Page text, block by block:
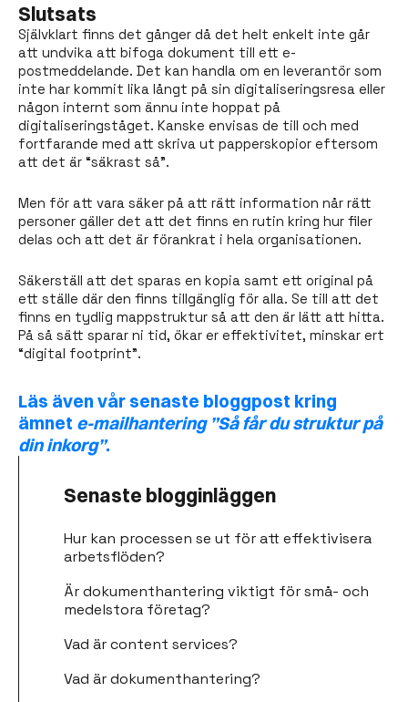
Slutsats
Självklart finns det gånger då det helt enkelt inte går
att undvika att bifoga dokument till ett e-
postmeddelande. Det kan handla om en leverantör som
inte har kommit lika långt på sin digitaliseringsresa eller
någon internt som ännu inte hoppat på
digitaliseringståget. Kanske envisas de till och med
fortfarande med att skriva ut papperskopior eftersom
att det är “säkrast så”.
Men för att vara säker på att rätt information når rätt
personer gäller det att det finns en rutin kring hur filer
delas och att det är förankrat i hela organisationen.
Säkerställ att det sparas en kopia samt ett original på
ett ställe där den finns tillgänglig för alla. Se till att det
finns en tydlig mappstruktur så att den är lätt att hitta.
På så sätt sparar ni tid, ökar er effektivitet, minskar ert
“digital footprint”.
Läs även vår senaste bloggpost kring
ämnet e-mailhantering ”Så får du struktur på
din inkorg”.
Senaste blogginläggen
Hur kan processen se ut för att effektivisera
arbetsflöden?
Är dokumenthantering viktigt för små- och
medelstora företag?
Vad är content services?
Vad är dokumenthantering?